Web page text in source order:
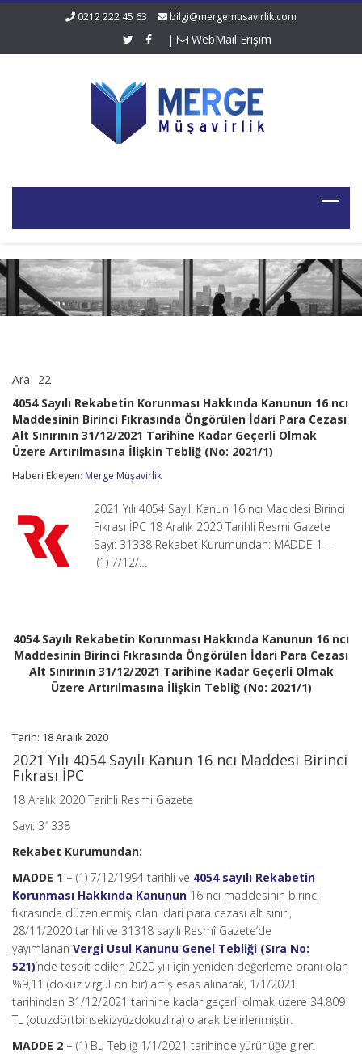
0212 222 45 63 bilgi@mergemusavirlik.com
| WebMail Erişim
Ara 22
Rekabetin
Korunması
Hakkında
Kanunun
ncı
Birinci
Fıkrasında
Öngörülen
Cezası
Kadar
Geçerli
Olmak
Üzere
Artırılmasına
(No:
için
4054 Sayılı Rekabetin Korunması Hakkında Kanunun 16 ncı
Maddesinin Birinci Fıkrasında Öngörülen İdari Para Cezası
Alt Sınırının 31/12/2021 Tarihine Kadar Geçerli Olmak
Üzere Artırılmasına İlişkin Tebliğ (No: 2021/1)
Haberi Ekleyen: Merge Müşavirlik
2021 Yılı 4054 Sayılı Kanun 16 ncı Maddesi Birinci
Fıkrası İPC 18 Aralık 2020 Tarihli Resmi Gazete
Sayı: 31338 Rekabet Kurumundan: MADDE 1 –
(1) 7/12/…
4054 Sayılı Rekabetin Korunması Hakkında Kanunun 16 ncı
Maddesinin Birinci Fıkrasında Öngörülen İdari Para Cezası
Alt Sınırının 31/12/2021 Tarihine Kadar Geçerli Olmak
Üzere Artırılmasına İlişkin Tebliğ (No: 2021/1)
Tarih: 18 Aralık 2020
2021 Yılı 4054 Sayılı Kanun 16 ncı Maddesi Birinci
Fıkrası İPC
18 Aralık 2020 Tarihli Resmi Gazete
Sayı: 31338
Rekabet Kurumundan:
MADDE 1 – (1) 7/12/1994 tarihli ve 4054 sayılı Rekabetin
Korunması Hakkında Kanunun 16 ncı maddesinin birinci
fıkrasında düzenlenmiş olan idari para cezası alt sınırı,
28/11/2020 tarihli ve 31318 sayılı Resmî Gazete’de
yayımlanan Vergi Usul Kanunu Genel Tebliği (Sıra No:
521)’nde tespit edilen 2020 yılı için yeniden değerleme oranı olan
%9,11 (dokuz virgül on bir) artış esas alınarak, 1/1/2021
tarihinden 31/12/2021 tarihine kadar geçerli olmak üzere 34.809
TL (otuzdörtbinsekizyüzdokuzlira) olarak belirlenmiştir.
MADDE 2 – (1) Bu Tebliğ 1/1/2021 tarihinde yürürlüğe girer.